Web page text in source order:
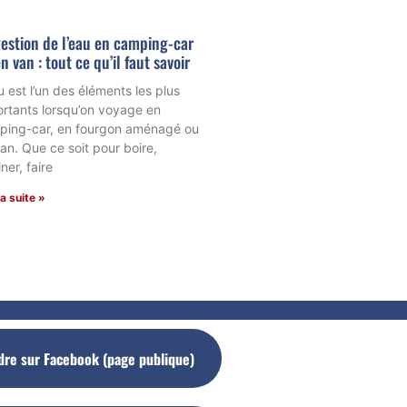
de l’eau en camping-car
van : tout ce qu’il faut savoir
est l’un des éléments les plus
lorsqu’on voyage en
car, en fourgon aménagé ou
Que ce soit pour boire,
faire
suite »
sur Facebook (page publique)